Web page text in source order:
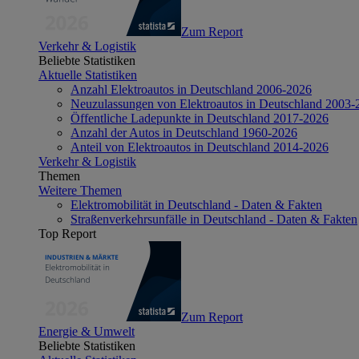
Zum Report
Verkehr & Logistik
Beliebte Statistiken
Aktuelle Statistiken
Anzahl Elektroautos in Deutschland 2006-2026
Neuzulassungen von Elektroautos in Deutschland 2003-
Öffentliche Ladepunkte in Deutschland 2017-2026
Anzahl der Autos in Deutschland 1960-2026
Anteil von Elektroautos in Deutschland 2014-2026
Verkehr & Logistik
Themen
Weitere Themen
Elektromobilität in Deutschland - Daten & Fakten
Straßenverkehrsunfälle in Deutschland - Daten & Fakten
Top Report
Zum Report
Energie & Umwelt
Beliebte Statistiken